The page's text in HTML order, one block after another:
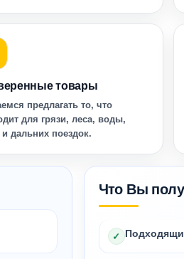
товары
предлагать то, что
для грязи, леса, воды,
и дальних поездок.
Что Вы
✓